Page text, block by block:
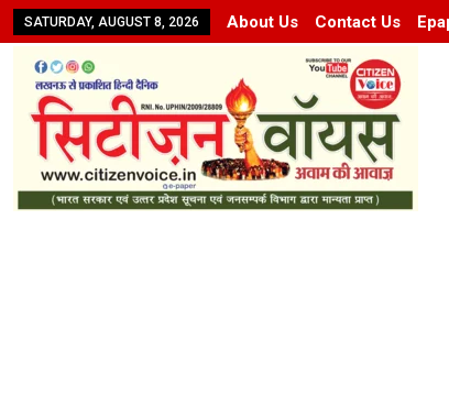
SATURDAY, AUGUST 8, 2026 About Us Contact Us